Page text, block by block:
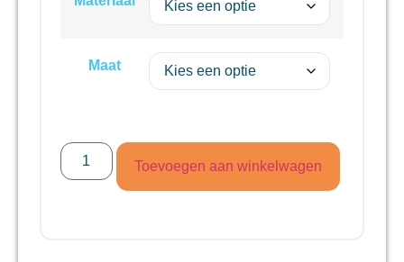
Maat
Toevoegen aan winkelwagen